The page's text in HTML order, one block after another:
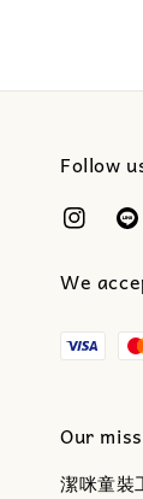
Follow
We
Our
潔咪童裝